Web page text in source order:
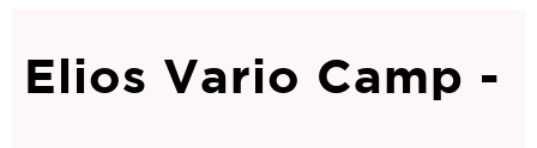
Elios Vario Camp -